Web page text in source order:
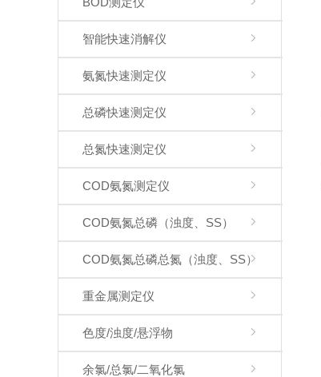
智能快速消解仪
氨氮快速测定仪
总磷快速测定仪
总氮快速测定仪
COD氨氮测定仪
COD氨氮总磷（浊度、SS）
COD氨氮总磷总氮（浊度、SS）
重金属测定仪
色度/浊度/悬浮物
余氯/总氯/二氧化氯